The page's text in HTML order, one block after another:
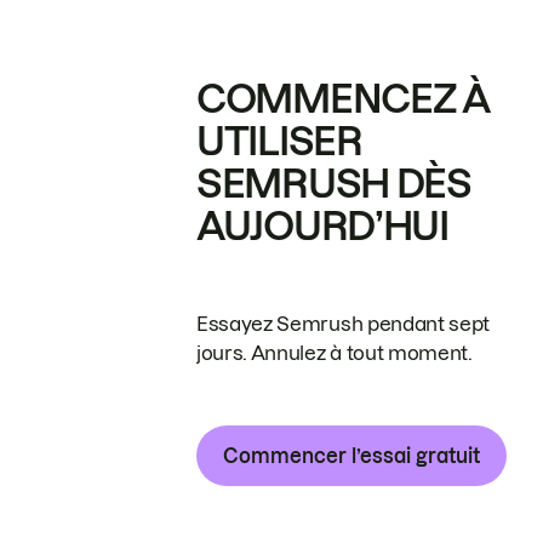
COMMENCEZ À
UTILISER
SEMRUSH DÈS
AUJOURD’HUI
Essayez Semrush pendant sept
jours. Annulez à tout moment.
Commencer l’essai gratuit